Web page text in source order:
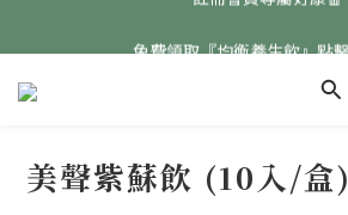
註冊會員專屬好康🧧
美聲紫蘇飲 (10入/盒)